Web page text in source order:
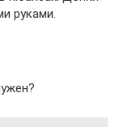
руками.